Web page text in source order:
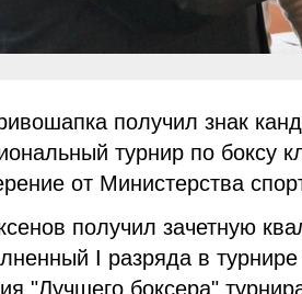
получил знак
турнир по боксу
от Министерства
получил зачетную
I разряда в
"Лучшего боксера"